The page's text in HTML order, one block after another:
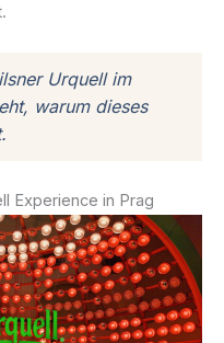
Urquell im
warum dieses
Experience in Prag